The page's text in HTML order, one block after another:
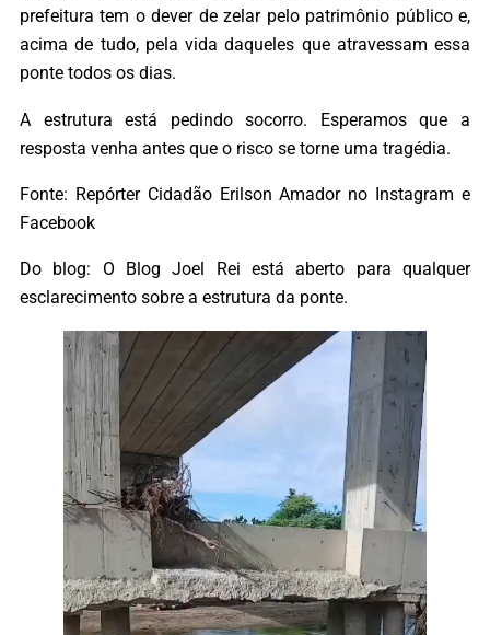
prefeitura tem o dever de zelar pelo patrimônio público e,
acima de tudo, pela vida daqueles que atravessam essa
ponte todos os dias.
A estrutura está pedindo socorro. Esperamos que a
resposta venha antes que o risco se torne uma tragédia.
Fonte: Repórter Cidadão Erilson Amador no Instagram e
Facebook
Do blog: O Blog Joel Rei está aberto para qualquer
esclarecimento sobre a estrutura da ponte.